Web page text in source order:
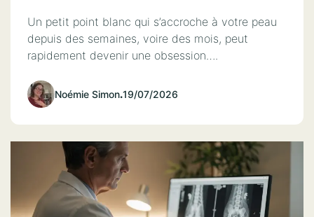
Un petit point blanc qui s’accroche à votre peau
depuis des semaines, voire des mois, peut
rapidement devenir une obsession….
Noémie Simon.19/07/2026